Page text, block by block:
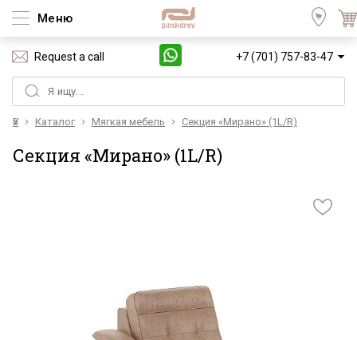
Меню
Request a call +7 (701) 757-83-47
Үй Каталог Мягкая мебель Секция «Мирано» (1L/R)
Секция «Мирано» (1L/R)